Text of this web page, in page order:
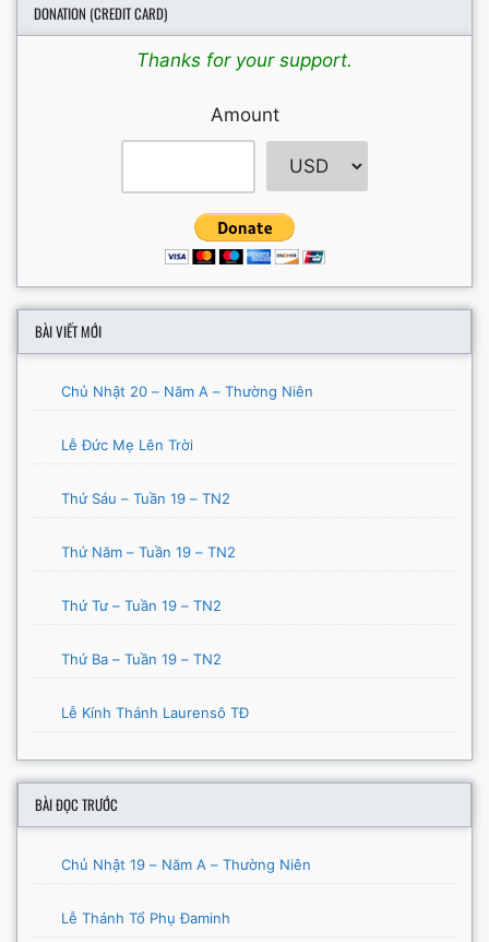
DONATION (CREDIT CARD)
Thanks for your support.
Amount
BÀI VIẾT MỚI
Chủ Nhật 20 – Năm A – Thường Niên
Lễ Đức Mẹ Lên Trời
Thứ Sáu – Tuần 19 – TN2
Thứ Năm – Tuần 19 – TN2
Thứ Tư – Tuần 19 – TN2
Thứ Ba – Tuần 19 – TN2
Lễ Kính Thánh Laurensô TĐ
BÀI ĐỌC TRƯỚC
Chủ Nhật 19 – Năm A – Thường Niên
Lễ Thánh Tổ Phụ Đaminh